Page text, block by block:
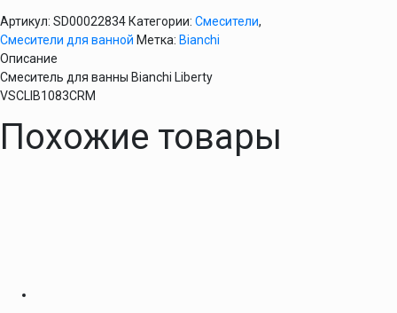
Артикул: SD00022834 Категории: Смесители,
Смесители для ванной Метка: Bianchi
Описание
Смеситель для ванны Bianchi Liberty
VSCLIB1083CRM
Похожие товары